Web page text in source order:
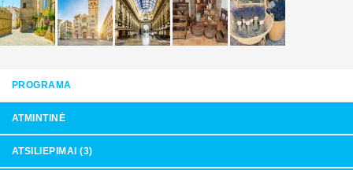
PROGRAMA
ATMINTINĖ
ATSILIEPIMAI (3)